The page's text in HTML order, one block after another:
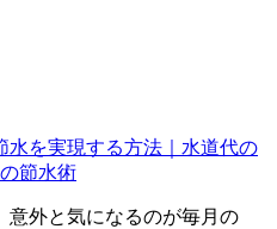
水を実現する方法｜水道代の
節水術
意外と気になるのが毎月の